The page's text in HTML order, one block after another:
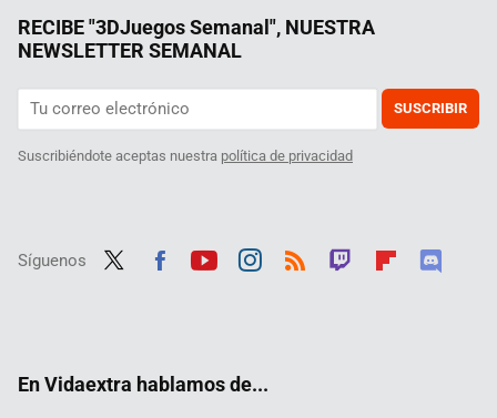
RECIBE "3DJuegos Semanal", NUESTRA
NEWSLETTER SEMANAL
SUSCRIBIR
Suscribiéndote aceptas nuestra política de privacidad
Síguenos
En Vidaextra hablamos de...